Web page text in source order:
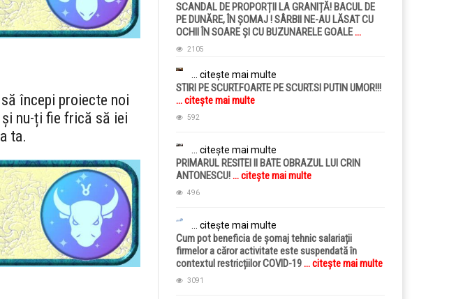
începi proiecte noi
nu-ți fie frică să iei
ta.
SCANDAL DE PROPORȚII LA GRANIȚĂ! BACUL DE
PE DUNĂRE, ÎN ȘOMAJ ! SÂRBII NE-AU LĂSAT CU
OCHII ÎN SOARE ȘI CU BUZUNARELE GOALE...
citește mai multe
2105
... citește mai multe
STIRI PE SCURT.FOARTE PE SCURT.SI PUTIN UMOR!!!
... citește mai multe
592
... citește mai multe
PRIMARUL RESITEI II BATE OBRAZUL LUI CRIN
ANTONESCU!... citește mai multe
496
... citește mai multe
Cum pot beneficia de șomaj tehnic salariații
firmelor a căror activitate este suspendată în
contextul restricțiilor COVID-19... citește mai multe
3091